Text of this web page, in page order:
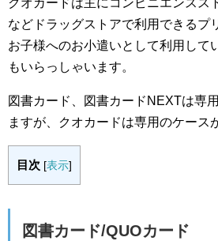
クオカードは主にコンビニエンスス
などドラッグストアで利用できるプ
お子様へのお小遣いとして利用して
もいらっしゃいます。
図書カード、図書カードNEXTは専
ますが、クオカードは専用のケース
目次 [表示]
図書カード/QUOカード